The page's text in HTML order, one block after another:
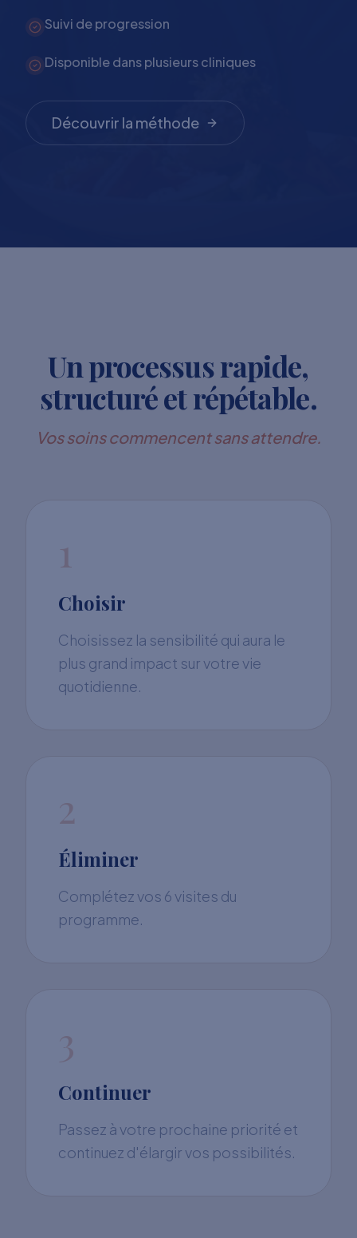
Suivi de progression
Disponible dans plusieurs cliniques
Découvrir la méthode
Un processus rapide,
structuré et répétable.
Vos soins commencent sans attendre.
1
Choisir
Choisissez la sensibilité qui aura le
plus grand impact sur votre vie
quotidienne.
2
Éliminer
Complétez vos 6 visites du
programme.
3
Continuer
Passez à votre prochaine priorité et
continuez d'élargir vos possibilités.